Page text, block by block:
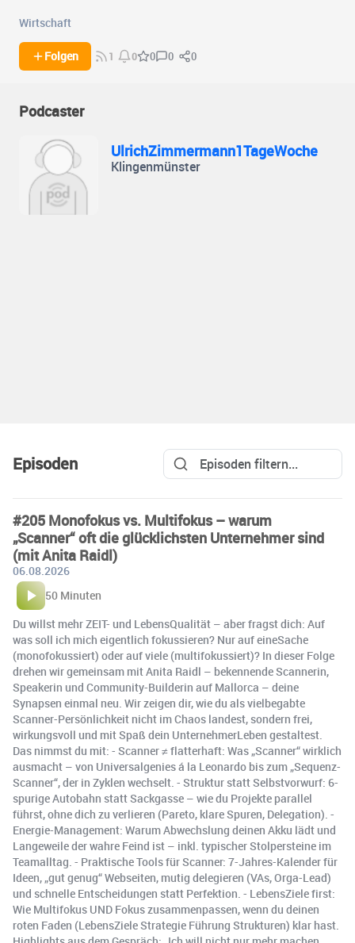
Wirtschaft
Folgen 1 0 0 0 0
Podcaster
UlrichZimmermann1TageWoche
Klingenmünster
Episoden
#205 Monofokus vs. Multifokus – warum
„Scanner“ oft die glücklichsten Unternehmer sind
(mit Anita Raidl)
06.08.2026
50 Minuten
Du willst mehr ZEIT- und LebensQualität – aber fragst dich: Auf
was soll ich mich eigentlich fokussieren? Nur auf eineSache
(monofokussiert) oder auf viele (multifokussiert)? In dieser Folge
drehen wir gemeinsam mit Anita Raidl – bekennende Scannerin,
Speakerin und Community-Builderin auf Mallorca – deine
Synapsen einmal neu. Wir zeigen dir, wie du als vielbegabte
Scanner-Persönlichkeit nicht im Chaos landest, sondern frei,
wirkungsvoll und mit Spaß dein UnternehmerLeben gestaltest.
Das nimmst du mit: - Scanner ≠ flatterhaft: Was „Scanner“ wirklich
ausmacht – von Universalgenies á la Leonardo bis zum „Sequenz-
Scanner“, der in Zyklen wechselt. - Struktur statt Selbstvorwurf: 6-
spurige Autobahn statt Sackgasse – wie du Projekte parallel
führst, ohne dich zu verlieren (Pareto, klare Spuren, Delegation). -
Energie-Management: Warum Abwechslung deinen Akku lädt und
Langeweile der wahre Feind ist – inkl. typischer Stolpersteine im
Teamalltag. - Praktische Tools für Scanner: 7-Jahres-Kalender für
Ideen, „gut genug“ Webseiten, mutig delegieren (VAs, Orga-Lead)
und schnelle Entscheidungen statt Perfektion. - LebensZiele first:
Wie Multifokus UND Fokus zusammenpassen, wenn du deinen
roten Faden (LebensZiele Strategie Führung Strukturen) klar hast.